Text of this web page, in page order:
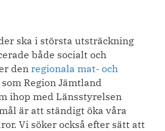
ska i största utsträckning
både socialt och
den regionala mat- och
som Region Jämtland
ihop med Länsstyrelsen
är att ständigt öka våra
Vi söker också efter sätt att